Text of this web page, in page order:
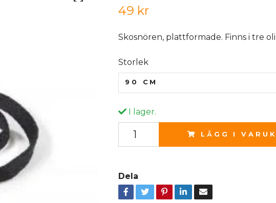
49 kr
Skosnören, plattformade. Finns i tre
Storlek
90 CM
I lager.
LÄGG I
Dela